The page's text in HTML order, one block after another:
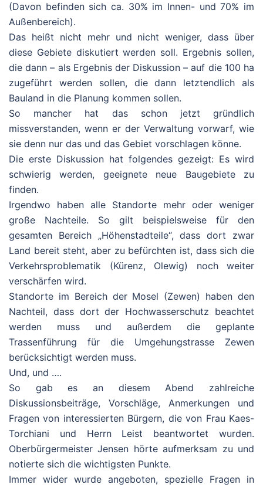
(Davon befinden sich ca. 30% im Innen- und 70% im
Außenbereich).
Das heißt nicht mehr und nicht weniger, dass über
diese Gebiete diskutiert werden soll. Ergebnis sollen,
die dann – als Ergebnis der Diskussion – auf die 100 ha
zugeführt werden sollen, die dann letztendlich als
Bauland in die Planung kommen sollen.
So mancher hat das schon jetzt gründlich
missverstanden, wenn er der Verwaltung vorwarf, wie
sie denn nur das und das Gebiet vorschlagen könne.
Die erste Diskussion hat folgendes gezeigt: Es wird
schwierig werden, geeignete neue Baugebiete zu
finden.
Irgendwo haben alle Standorte mehr oder weniger
große Nachteile. So gilt beispielsweise für den
gesamten Bereich „Höhenstadteile“, dass dort zwar
Land bereit steht, aber zu befürchten ist, dass sich die
Verkehrsproblematik (Kürenz, Olewig) noch weiter
verschärfen wird.
Standorte im Bereich der Mosel (Zewen) haben den
Nachteil, dass dort der Hochwasserschutz beachtet
werden muss und außerdem die geplante
Trassenführung für die Umgehungstrasse Zewen
berücksichtigt werden muss.
Und, und ….
So gab es an diesem Abend zahlreiche
Diskussionsbeiträge, Vorschläge, Anmerkungen und
Fragen von interessierten Bürgern, die von Frau Kaes-
Torchiani und Herrn Leist beantwortet wurden.
Oberbürgermeister Jensen hörte aufmerksam zu und
notierte sich die wichtigsten Punkte.
Immer wider wurde angeboten, spezielle Fragen in